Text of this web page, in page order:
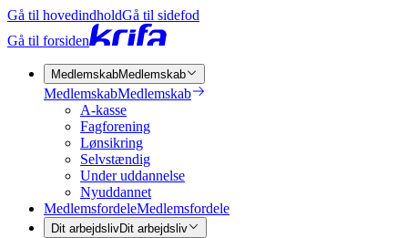
Gå til hovedindholdGå til sidefod
Gå til forsiden
MedlemskabMedlemskab
MedlemskabMedlemskab
A-kasse
Fagforening
Lønsikring
Selvstændig
Under uddannelse
Nyuddannet
MedlemsfordeleMedlemsfordele
Dit arbejdslivDit arbejdsliv